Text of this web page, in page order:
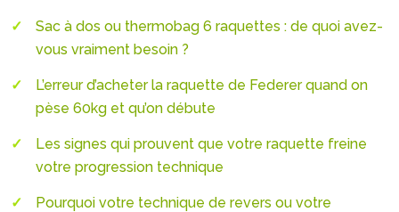
Sac à dos ou thermobag 6 raquettes : de quoi avez-
vous vraiment besoin ?
L’erreur d’acheter la raquette de Federer quand on
pèse 60kg et qu’on débute
Les signes qui prouvent que votre raquette freine
votre progression technique
Pourquoi votre technique de revers ou votre